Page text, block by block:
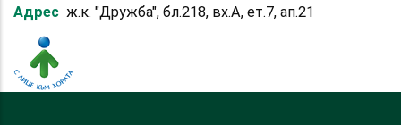
Адрес ж.к. "Дружба", бл.218, вх.А, ет.7, ап.21